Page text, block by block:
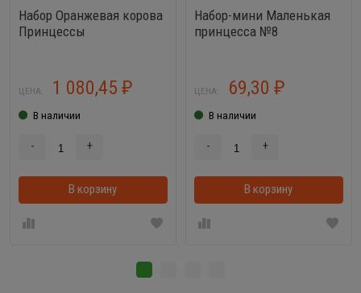
Набор Оранжевая корова
Принцессы
ЦЕНА: 1 080,45 ₽
В наличии
- +
В корзину В корзинке
Набор-мини Маленькая
принцесса №8
ЦЕНА: 69,30 ₽
В наличии
- +
В корзину